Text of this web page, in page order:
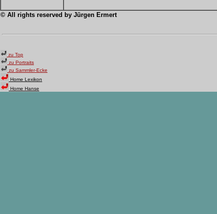
© All rights reserved by Jürgen Ermert
zu Top
zu Portraits
zu Sammler-Ecke
Home Lexikon
Home Hanse